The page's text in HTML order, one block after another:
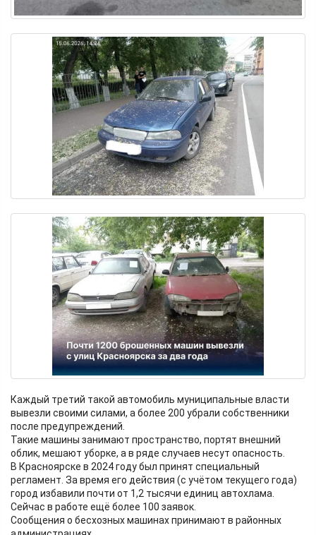
Каждый третий такой автомобиль муниципальные власти
вывезли своими силами, а более 200 убрали собственники
после предупреждений.
Такие машины занимают пространство, портят внешний
облик, мешают уборке, а в ряде случаев несут опасность.
В Красноярске в 2024 году был принят специальный
регламент. За время его действия (с учётом текущего года)
город избавили почти от 1,2 тысячи единиц автохлама.
Сейчас в работе ещё более 100 заявок.
Сообщения о бесхозных машинах принимают в районных